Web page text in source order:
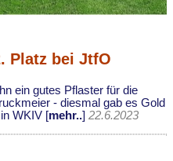
Platz bei JtfO
ein gutes Pflaster für die
- diesmal gab es Gold
WKIV [mehr..] 22.6.2023